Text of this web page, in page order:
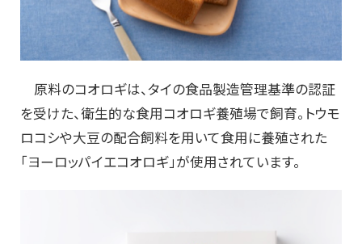
原料のコオロギは、タイの食品製造管理基準の認証
を受けた、衛生的な食用コオロギ養殖場で飼育。トウモ
ロコシや大豆の配合飼料を用いて食用に養殖された
「ヨーロッパイエコオロギ」が使用されています。